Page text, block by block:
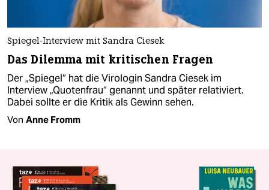
Spiegel-Interview mit Sandra Ciesek
Das Dilemma mit kritischen Fragen
Der „Spiegel“ hat die Virologin Sandra Ciesek im
Interview „Quotenfrau“ genannt und später relativiert.
Dabei sollte er die Kritik als Gewinn sehen.
Von Anne Fromm